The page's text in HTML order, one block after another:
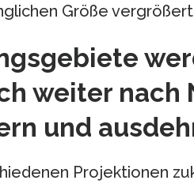
Größe
weiter nach
und
Projektionen